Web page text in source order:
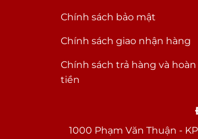
Chính sách bảo mật
Chính sách giao nhận hàng
Chính sách trả hàng và hoàn
tiền
1000 Phạm Văn Thuận -